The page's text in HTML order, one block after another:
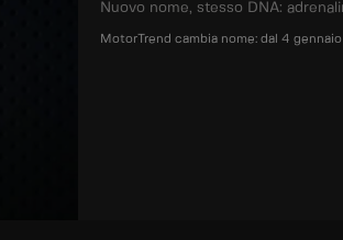
Nuovo nome, stesso DNA:
MotorTrend cambia nome: dal 4